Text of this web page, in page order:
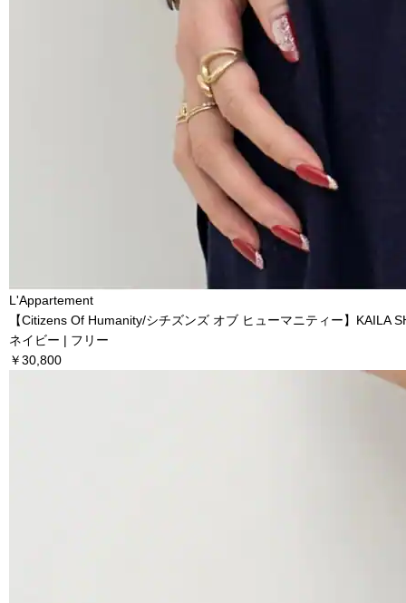
L'Appartement
【Citizens Of Humanity/シチズンズ オブ ヒューマニティー】KAILA
ネイビー | フリー
￥30,800